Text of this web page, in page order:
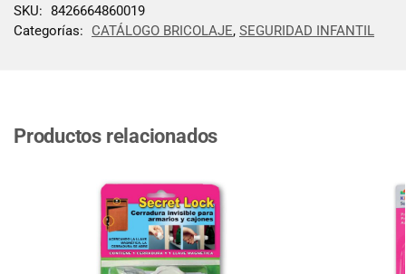
SKU: 8426664860019
Categorías:
CATÁLOGO BRICOLAJE, SEGURIDAD INFANTIL
Productos relacionados